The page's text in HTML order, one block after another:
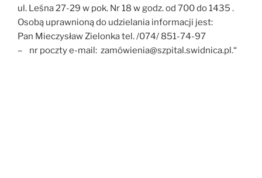
ul. Leśna 27-29 w pok. Nr 18 w godz. od 700 do 1435 .
Osobą uprawnioną do udzielania informacji jest:
Pan Mieczysław Zielonka tel. /074/ 851-74-97
– nr poczty e-mail: zamówienia@szpital.swidnica.pl.“